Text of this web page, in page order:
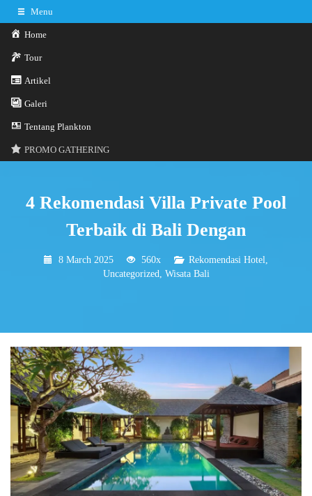
Menu
Home
Tour
Artikel
Galeri
Tentang Plankton
PROMO GATHERING
4 Rekomendasi Villa Private Pool
Terbaik di Bali Dengan
8 March 2025 560x Rekomendasi Hotel
Uncategorized
Wisata Bali